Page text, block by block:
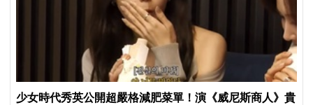
少女時代秀英公開超嚴格減肥菜單！演《威尼斯商人》貴